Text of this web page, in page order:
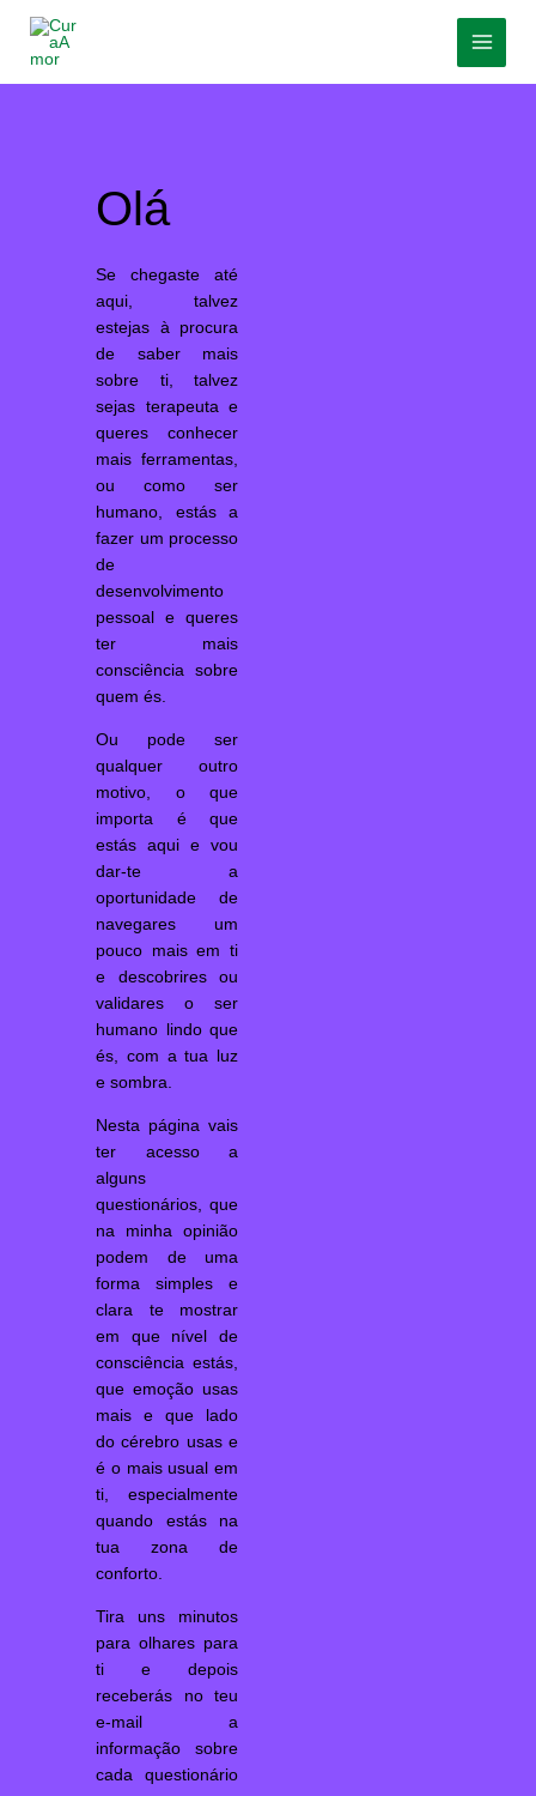
content
Olá
Se chegaste até
aqui, talvez
estejas à procura
de saber mais
sobre ti, talvez
sejas terapeuta e
queres conhecer
mais ferramentas,
ou como ser
humano, estás a
fazer um processo
de
desenvolvimento
pessoal e queres
ter mais
consciência sobre
quem és.
Ou pode ser
qualquer outro
motivo, o que
importa é que
estás aqui e vou
dar-te a
oportunidade de
navegares um
pouco mais em ti
e descobrires ou
validares o ser
humano lindo que
és, com a tua luz
e sombra.
Nesta página vais
ter acesso a
alguns
questionários, que
na minha opinião
podem de uma
forma simples e
clara te mostrar
em que nível de
consciência estás,
que emoção usas
mais e que lado
do cérebro usas e
é o mais usual em
ti, especialmente
quando estás na
tua zona de
conforto.
Tira uns minutos
para olhares para
ti e depois
receberás no teu
e-mail a
informação sobre
cada questionário